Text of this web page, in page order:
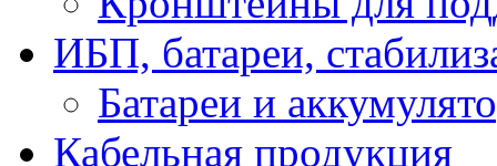
ИБП, батареи,
Батареи и
Кабельная продукция